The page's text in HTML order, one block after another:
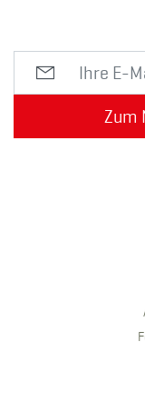
Zum